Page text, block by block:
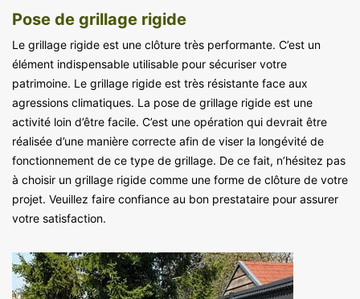
Pose de grillage rigide
Le grillage rigide est une clôture très performante. C’est un
élément indispensable utilisable pour sécuriser votre
patrimoine. Le grillage rigide est très résistante face aux
agressions climatiques. La pose de grillage rigide est une
activité loin d’être facile. C’est une opération qui devrait être
réalisée d’une manière correcte afin de viser la longévité de
fonctionnement de ce type de grillage. De ce fait, n’hésitez pas
à choisir un grillage rigide comme une forme de clôture de votre
projet. Veuillez faire confiance au bon prestataire pour assurer
votre satisfaction.